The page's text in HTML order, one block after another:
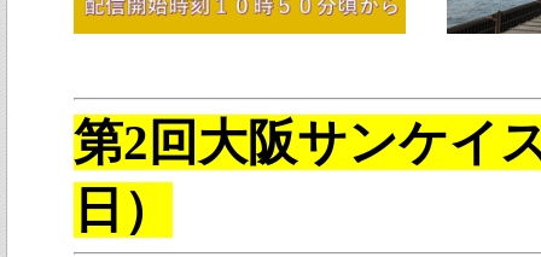
第2回大阪サンケイ
日）